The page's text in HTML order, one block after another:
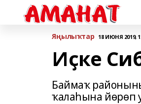
Яңылыҡтар 18 ИЮНЯ 2019,
Иҫке
Баймаҡ
ҡалаһына йөрөп